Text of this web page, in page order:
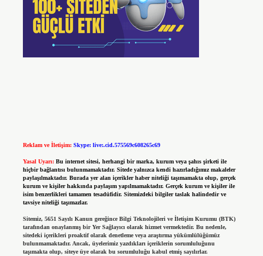
Reklam ve İletişim: Skype: live:.cid.575569c608265c69
Yasal Uyarı: Bu internet sitesi, herhangi bir marka, kurum veya şahıs şirketi ile
hiçbir bağlantısı bulunmamaktadır. Sitede yalnızca kendi hazırladığımız makaleler
paylaşılmaktadır. Burada yer alan içerikler haber niteliği taşımamakta olup, gerçek
kurum ve kişiler hakkında paylaşım yapılmamaktadır. Gerçek kurum ve kişiler ile
isim benzerlikleri tamamen tesadüfidir. Sitemizdeki bilgiler taslak halindedir ve
tavsiye niteliği taşımazlar.
Sitemiz, 5651 Sayılı Kanun gereğince Bilgi Teknolojileri ve İletişim Kurumu (BTK)
tarafından onaylanmış bir Yer Sağlayıcı olarak hizmet vermektedir. Bu nedenle,
sitedeki içerikleri proaktif olarak denetleme veya araştırma yükümlülüğümüz
bulunmamaktadır. Ancak, üyelerimiz yazdıkları içeriklerin sorumluluğunu
taşımakta olup, siteye üye olarak bu sorumluluğu kabul etmiş sayılırlar.